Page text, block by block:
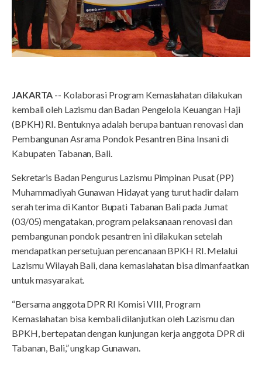
JAKARTA -- Kolaborasi Program Kemaslahatan dilakukan
kembali oleh Lazismu dan Badan Pengelola Keuangan Haji
(BPKH) RI. Bentuknya adalah berupa bantuan renovasi dan
Pembangunan Asrama Pondok Pesantren Bina Insani di
Kabupaten Tabanan, Bali.
Sekretaris Badan Pengurus Lazismu Pimpinan Pusat (PP)
Muhammadiyah Gunawan Hidayat yang turut hadir dalam
serah terima di Kantor Bupati Tabanan Bali pada Jumat
(03/05) mengatakan, program pelaksanaan renovasi dan
pembangunan pondok pesantren ini dilakukan setelah
mendapatkan persetujuan perencanaan BPKH RI. Melalui
Lazismu Wilayah Bali, dana kemaslahatan bisa dimanfaatkan
untuk masyarakat.
“Bersama anggota DPR RI Komisi VIII, Program
Kemaslahatan bisa kembali dilanjutkan oleh Lazismu dan
BPKH, bertepatan dengan kunjungan kerja anggota DPR di
Tabanan, Bali,” ungkap Gunawan.